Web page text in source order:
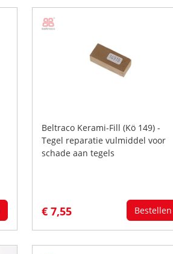
Beltraco Kerami-Fill (Kö 149) -
Tegel reparatie vulmiddel voor
schade aan tegels
€ 7,55 Bestellen